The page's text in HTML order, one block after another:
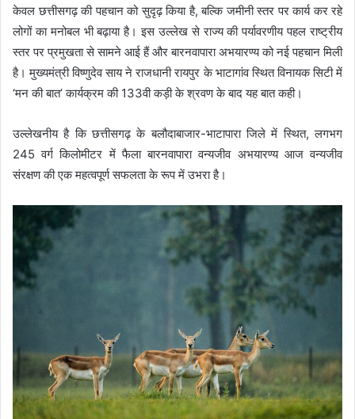
केवल छत्तीसगढ़ की पहचान को सुदृढ़ किया है, बल्कि जमीनी स्तर पर कार्य कर रहे
लोगों का मनोबल भी बढ़ाया है। इस उल्लेख से राज्य की पर्यावरणीय पहल राष्ट्रीय
स्तर पर प्रमुखता से सामने आई हैं और बारनवापारा अभयारण्य को नई पहचान मिली
है। मुख्यमंत्री विष्णुदेव साय ने राजधानी रायपुर के भाटागांव स्थित विनायक सिटी में
‘मन की बात’ कार्यक्रम की 133वी कड़ी के श्रवण के बाद यह बात कही।
उल्लेखनीय है कि छत्तीसगढ़ के बलौदाबाजार-भाटापारा जिले में स्थित, लगभग
245 वर्ग किलोमीटर में फैला बारनवापारा वन्यजीव अभयारण्य आज वन्यजीव
संरक्षण की एक महत्वपूर्ण सफलता के रूप में उभरा है।